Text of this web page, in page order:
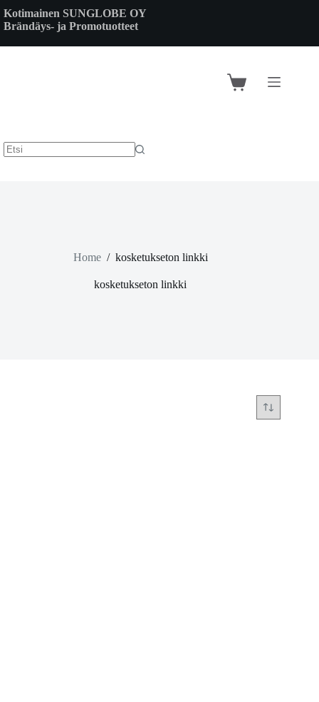
to
content
Kotimainen SUNGLOBE OY
Brändäys- ja Promotuotteet
Shopping
Home / kosketukseton linkki
kosketukseton linkki